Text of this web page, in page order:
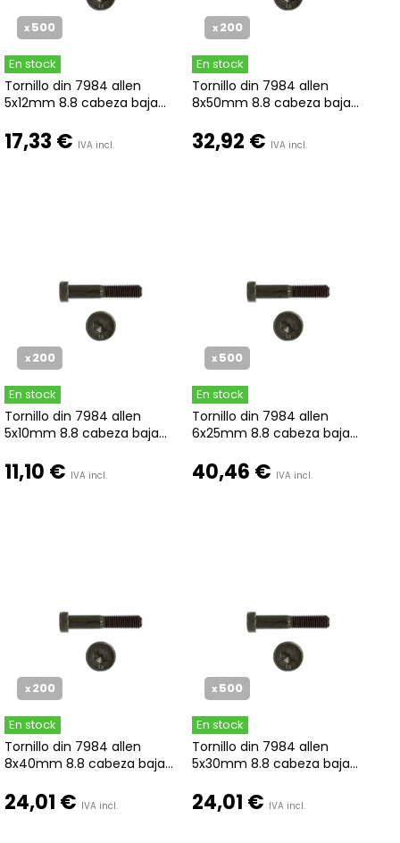
x500
En stock
Tornillo din 7984 allen
5x12mm 8.8 cabeza baja...
17,33 € IVA incl.
x 200
En stock
Tornillo din 7984 allen
8x50mm 8.8 cabeza baja...
32,92 € IVA incl.
x 200
En stock
Tornillo din 7984 allen
5x10mm 8.8 cabeza baja...
11,10 € IVA incl.
x500
En stock
Tornillo din 7984 allen
6x25mm 8.8 cabeza baja...
40,46 € IVA incl.
x 200
En stock
Tornillo din 7984 allen
8x40mm 8.8 cabeza baja...
24,01 € IVA incl.
x500
En stock
Tornillo din 7984 allen
5x30mm 8.8 cabeza baja...
24,01 € IVA incl.